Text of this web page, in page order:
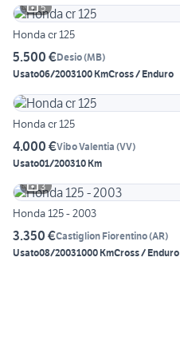
5
Honda cr 125
5.500 €Desio(MB)
Usato06/2003100 KmCross / Enduro
Honda cr 125
4.000 €Vibo Valentia (VV)
Usato01/200310 Km
3
Honda 125 - 2003
3.350 €Castiglion Fiorentino(AR)
Usato08/20031000 KmCross / Enduro